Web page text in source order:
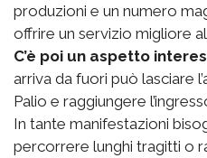
produzioni e un numero
offrire un servizio migliore
C’è poi un aspetto
arriva da fuori può lasciare
Palio e raggiungere
In tante manifestazioni
percorrere lunghi tragitti o